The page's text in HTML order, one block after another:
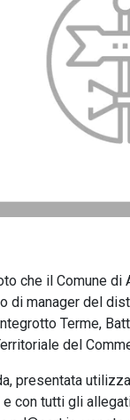
che il Comune
di manager del
Terme,
del
presentata
e con tutti gli